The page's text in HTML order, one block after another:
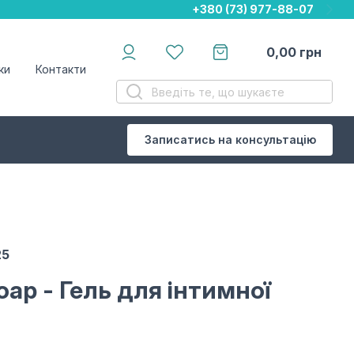
+380 (73) 977-88-07
+380 (73) 977-88-07
+380 (73) 977-88-07
Контакти
0,00 грн
Записатись на консультацію
- Гель для інтимної